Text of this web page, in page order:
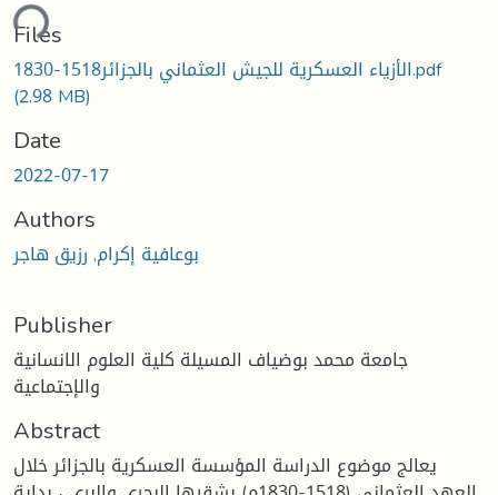
Files
الأزياء العسكرية للجيش العثماني بالجزائر1518-1830.pdf
(2.98 MB)
Date
2022-07-17
Authors
بوعافية إكرام, رزيق هاجر
Publisher
جامعة محمد بوضياف المسيلة كلية العلوم الانسانية
والإجتماعية
Abstract
يعالج موضوع الدراسة المؤسسة العسكرية بالجزائر خلال